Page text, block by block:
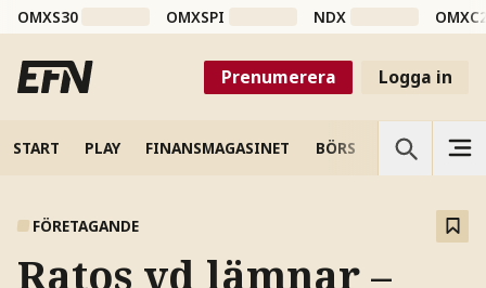
OMXS30 OMXSPI NDX
Prenumerera Logga in
START PLAY FINANSMAGASINET BÖRS VETENSKAP
FÖRETAGANDE
Ratos vd lämnar –